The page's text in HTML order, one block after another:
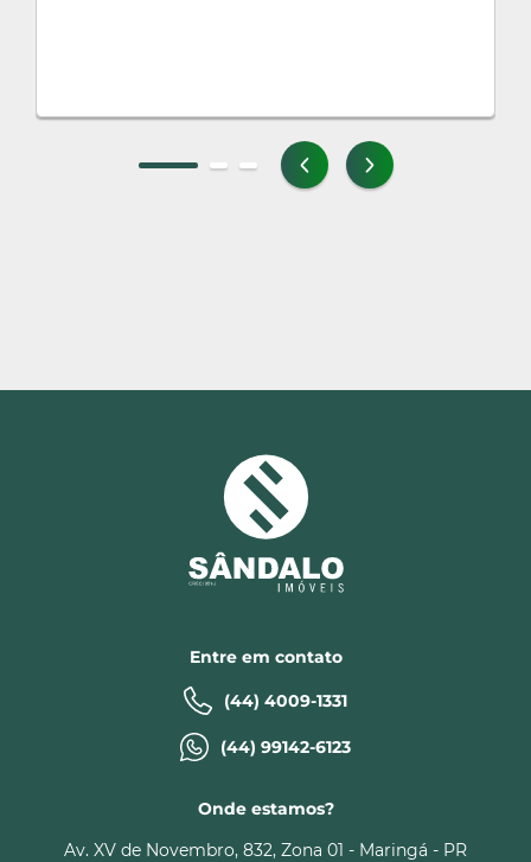
Entre em contato
(44) 4009-1331
(44) 99142-6123
Onde estamos?
Av. XV de Novembro, 832, Zona 01 - Maringá - PR